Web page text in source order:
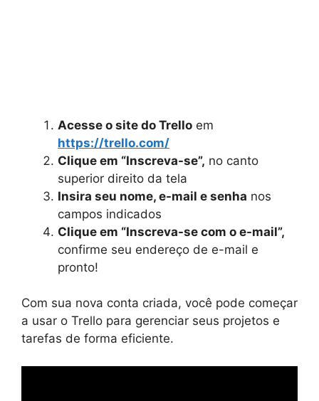
Acesse o site do Trello em
https://trello.com/
Clique em “Inscreva-se”, no canto
superior direito da tela
Insira seu nome, e-mail e senha nos
campos indicados
Clique em “Inscreva-se com o e-mail”,
confirme seu endereço de e-mail e
pronto!
Com sua nova conta criada, você pode começar
a usar o Trello para gerenciar seus projetos e
tarefas de forma eficiente.